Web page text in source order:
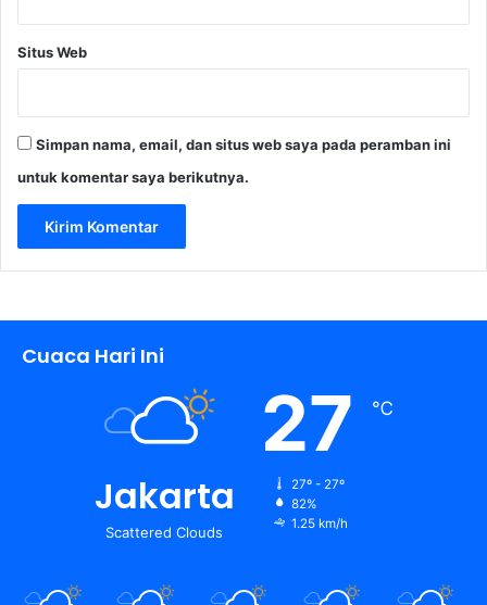
Situs Web
Simpan nama, email, dan situs web saya pada peramban ini
untuk komentar saya berikutnya.
Cuaca Hari Ini
Jakarta
Scattered Clouds
27 ℃
27º - 27º
82%
1.25 km/h